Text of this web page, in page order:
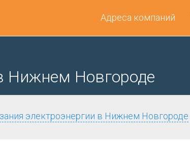
Адреса компаний
Нижнем Новгороде
электроэнергии в Нижнем Новгороде